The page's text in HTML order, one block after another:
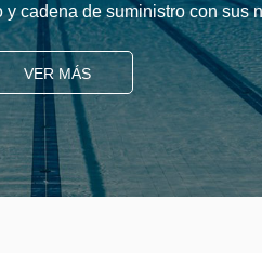
y cadena de suministro con sus
VER MÁS